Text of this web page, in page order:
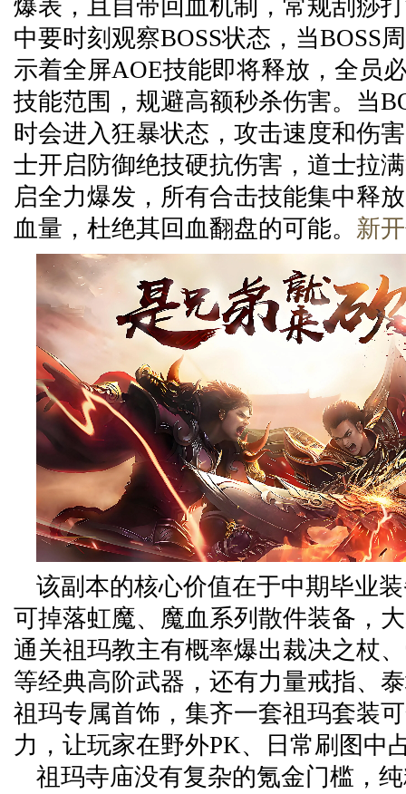
爆表，且自带回血机制，常规刮痧
中要时刻观察BOSS状态，当BOSS
示着全屏AOE技能即将释放，全员
技能范围，规避高额秒杀伤害。当
时会进入狂暴状态，攻击速度和伤
士开启防御绝技硬抗伤害，道士拉
启全力爆发，所有合击技能集中释
血量，杜绝其回血翻盘的可能。 新
该副本的核心价值在于中期毕业
可掉落虹魔、魔血系列散件装备，
通关祖玛教主有概率爆出裁决之杖
等经典高阶武器，还有力量戒指、
祖玛专属首饰，集齐一套祖玛套装
力，让玩家在野外PK、日常刷图中
祖玛寺庙没有复杂的氪金门槛，